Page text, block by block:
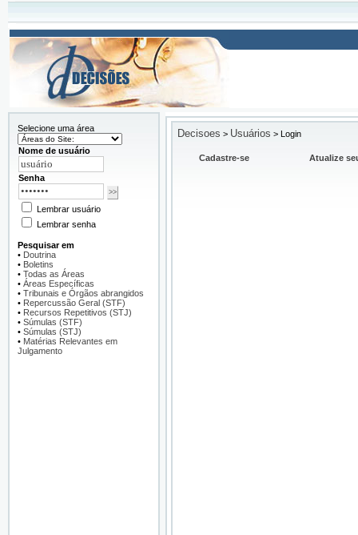
Selecione uma área
Nome de usuário
Senha
Lembrar usuário
Lembrar senha
Pesquisar em
• Doutrina
• Boletins
• Todas as Áreas
• Áreas Específicas
• Tribunais e Órgãos abrangidos
• Repercussão Geral (STF)
• Recursos Repetitivos (STJ)
• Súmulas (STF)
• Súmulas (STJ)
• Matérias Relevantes em
Julgamento
Decisoes > Usuários > Login
Cadastre-se Atualize